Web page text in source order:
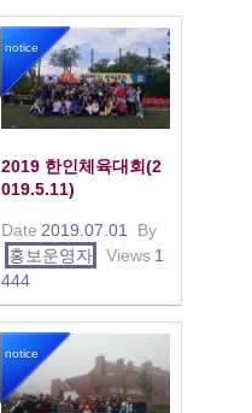
notice
2019 한인체육대회(2
019.5.11)
Date 2019.07.01
By
홍보운영자
Views 1
444
notice